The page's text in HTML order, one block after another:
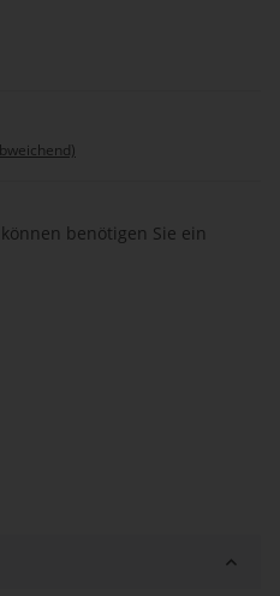
benötigen Sie ein